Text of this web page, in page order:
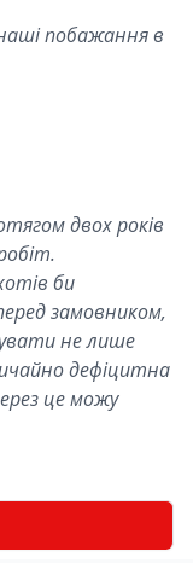
побажання в
двох років
би
замовником,
не лише
дефіцитна
це можу